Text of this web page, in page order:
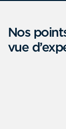
Nos
vue